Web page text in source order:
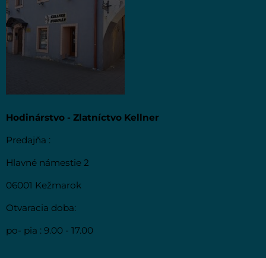
Hodinárstvo - Zlatníctvo Kellner
Predajňa :
Hlavné námestie 2
06001 Kežmarok
Otvaracia doba:
po- pia : 9.00 - 17.00